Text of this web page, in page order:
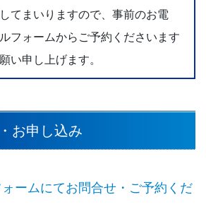
てまいりますので、事前のお電
フォームからご予約くださいます
い申し上げます。
お申し込み
ームにてお問合せ・ご予約くだ